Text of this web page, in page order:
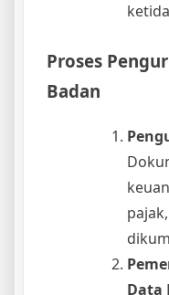
Proses
Badan
Data